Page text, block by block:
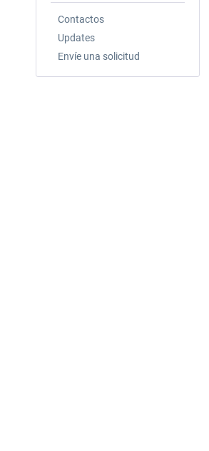
Contactos
Updates
Envíe una solicitud